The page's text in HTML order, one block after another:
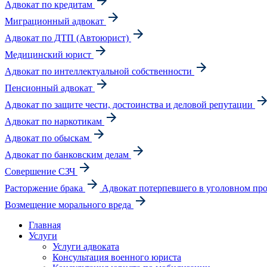
Адвокат по кредитам
Миграционный адвокат
Адвокат по ДТП (Автоюрист)
Медицинский юрист
Адвокат по интеллектуальной собственности
Пенсионный адвокат
Адвокат по защите чести, достоинства и деловой репутации
Адвокат по наркотикам
Адвокат по обыскам
Адвокат по банковским делам
Совершение СЗЧ
Расторжение брака
Адвокат потерпевшего в уголовном
Возмещение морального вреда
Главная
Услуги
Услуги адвоката
Консультация военного юриста